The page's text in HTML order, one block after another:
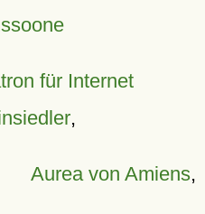
für Internet
,
Aurea von Amiens,